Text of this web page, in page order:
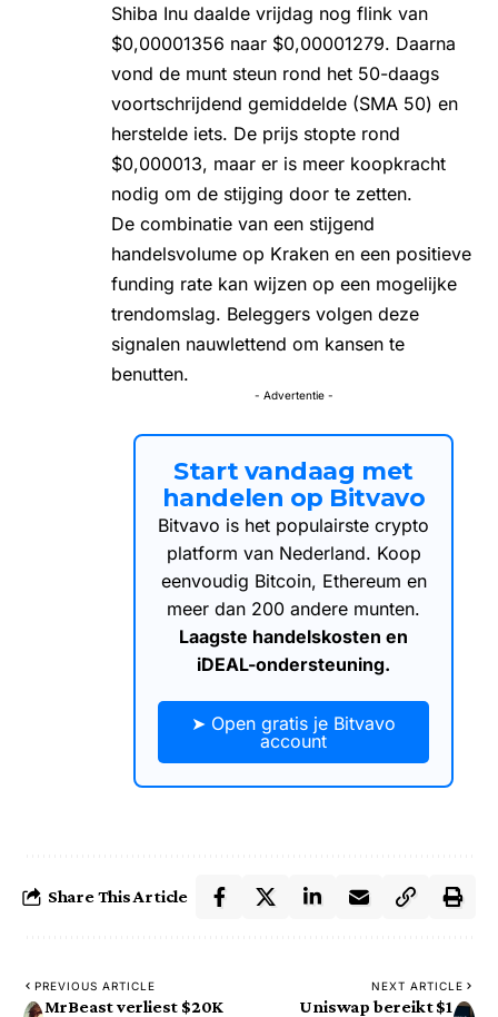
Shiba Inu daalde vrijdag nog flink van
$0,00001356 naar $0,00001279. Daarna
vond de munt steun rond het 50-daags
voortschrijdend gemiddelde (SMA 50) en
herstelde iets. De prijs stopte rond
$0,000013, maar er is meer koopkracht
nodig om de stijging door te zetten.
De combinatie van een stijgend
handelsvolume op Kraken en een positieve
funding rate kan wijzen op een mogelijke
trendomslag. Beleggers volgen deze
signalen nauwlettend om kansen te
benutten.
- Advertentie -
Start vandaag met
handelen op Bitvavo
Bitvavo is het populairste crypto
platform van Nederland. Koop
eenvoudig Bitcoin, Ethereum en
meer dan 200 andere munten.
Laagste handelskosten en
iDEAL-ondersteuning.
➤ Open gratis je Bitvavo
account
Share This Article
PREVIOUS ARTICLE
MrBeast verliest $20K
NEXT ARTICLE
Uniswap bereikt $1